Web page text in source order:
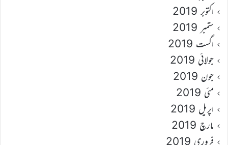
اکتوبر 2019
ستمبر 2019
اگست 2019
جولائی 2019
جون 2019
مئی 2019
اپریل 2019
مارچ 2019
فروری 2019